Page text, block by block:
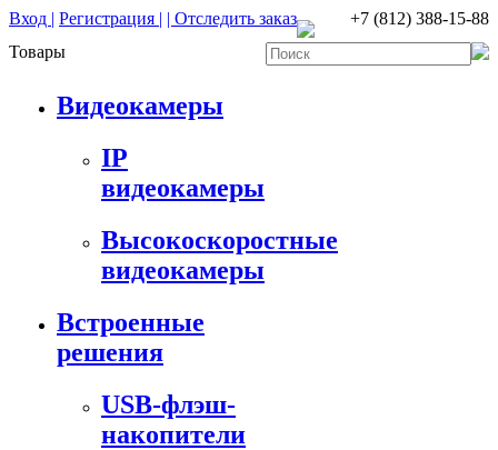
Вход | Регистрация | | Отследить заказ
+7 (812) 388-15-88
Товары
Видеокамеры
IP
видеокамеры
Высокоскоростные
видеокамеры
Встроенные
решения
USB-флэш-
накопители